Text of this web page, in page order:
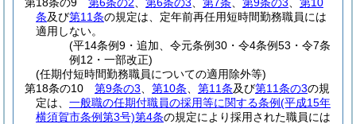
条及び第11条の規定は、定年前再任用短時間勤務職員には
適用しない。
(平14条例9・追加、令元条例30・令4条例53・令7条
例12・一部改正)
(任期付短時間勤務職員についての適用除外等)
第18条の10
第9条の3 第10条 第11条及び第11条の3の規
定は、 一般職の任期付職員の採用等に関する条例(平成15年
横須賀市条例第3号)第4条の規定により採用された職員には